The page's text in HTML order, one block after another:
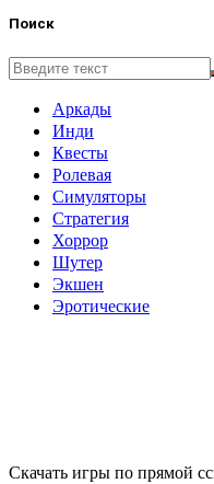
Поиск
Аркады
Инди
Квесты
Ролевая
Симуляторы
Стратегия
Хоррор
Шутер
Экшен
Эротические
Скачать игры по прямой